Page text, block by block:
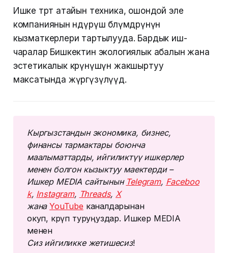
Ишке төрт атайын техника, ошондой эле
компаниянын өндүрүш бөлүмдөрүнүн
кызматкерлери тартылууда. Бардык иш-
чаралар Бишкектин экологиялык абалын жана
эстетикалык көрүнүшүн жакшыртуу
максатында жүргүзүлүүдө.
Кыргызстандын экономика, бизнес,
финансы тармактары боюнча
маалыматтарды, ийгиликтүү ишкерлер
менен болгон кызыктуу маектерди –
Ишкер MEDIA сайтынын Telegram, Faceboo
k, Instagram, Threads, Х
жана YouTube каналдарынан
окуп, көрүп туруңуздар. Ишкер MEDIA
менен
Сиз ийгиликке жетишесиз!